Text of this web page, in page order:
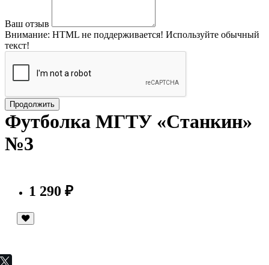
Ваш отзыв
Внимание: HTML не поддерживается! Используйте обычный
текст!
Продолжить
Футболка МГТУ «Станкин»
№3
1 290 ₽